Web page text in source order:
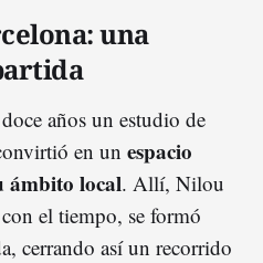
una
años un estudio de
en un espacio
ámbito local. Allí, Nilou
el tiempo, se formó
cerrando así un recorrido